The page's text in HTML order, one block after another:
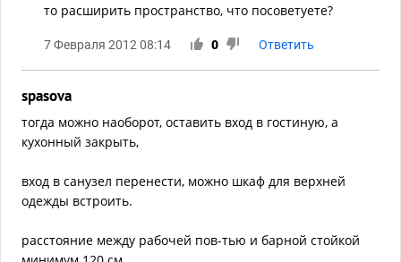
то расширить пространство, что посоветуете?
7 Февраля 2012 08:14 0 Ответить
spasova
тогда можно наоборот, оставить вход в гостиную, а
кухонный закрыть,
вход в санузел перенести, можно шкаф для верхней
одежды встроить.
расстояние между рабочей пов-тью и барной стойкой